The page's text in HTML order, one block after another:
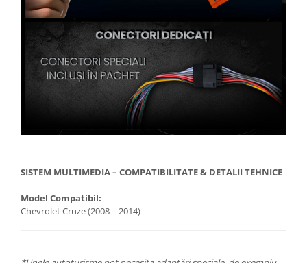
SISTEM MULTIMEDIA – COMPATIBILITATE & DETALII TEHNICE
Model Compatibil:
Chevrolet Cruze (2008 – 2014)